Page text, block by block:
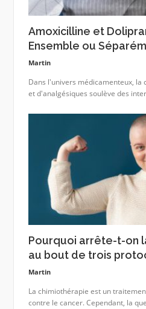
Amoxicilline et
Ensemble ou
Martin
Dans l'univers médicamenteux, la
et d'analgésiques soulève des
Pourquoi arrête-t-on
au bout de trois
Martin
La chimiothérapie est un
contre le cancer. Cependant, la